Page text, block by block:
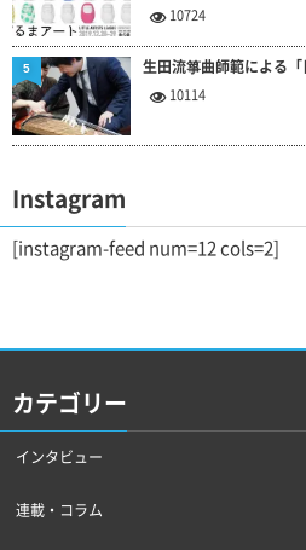
10724
生田流箏曲師範による
10114
5
Instagram
[instagram-feed num=12 cols=2]
カテゴリー
インタビュー
連載・コラム